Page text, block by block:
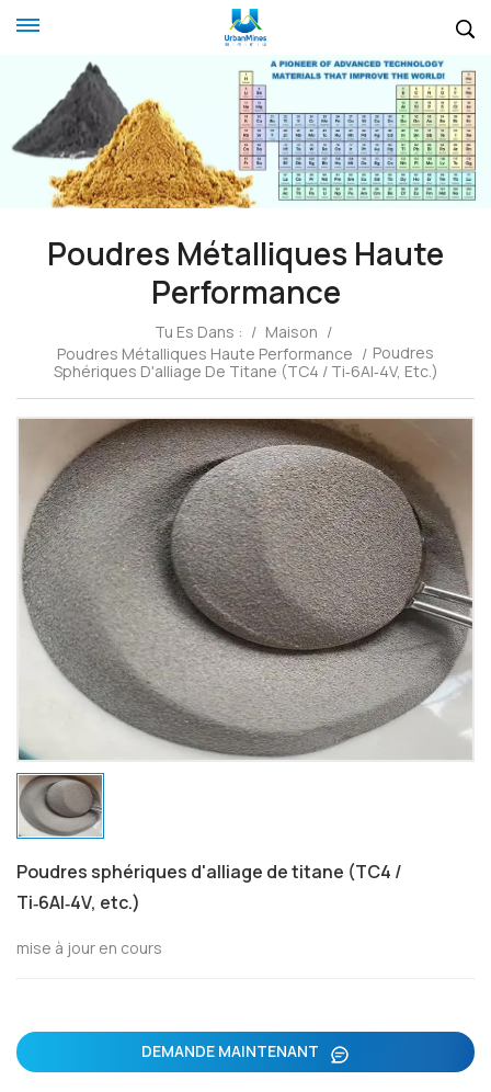
Poudres Métalliques Haute
Performance
Tu Es Dans : / Maison /
Poudres Métalliques Haute Performance / Poudres
Sphériques D'alliage De Titane (TC4 / Ti‑6Al‑4V, Etc.)
Poudres sphériques d'alliage de titane (TC4 /
Ti‑6Al‑4V, etc.)
mise à jour en cours
DEMANDE MAINTENANT